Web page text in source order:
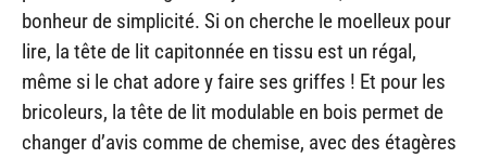
bonheur de simplicité. Si on cherche le moelleux pour
lire, la tête de lit capitonnée en tissu est un régal,
même si le chat adore y faire ses griffes ! Et pour les
bricoleurs, la tête de lit modulable en bois permet de
changer d’avis comme de chemise, avec des étagères